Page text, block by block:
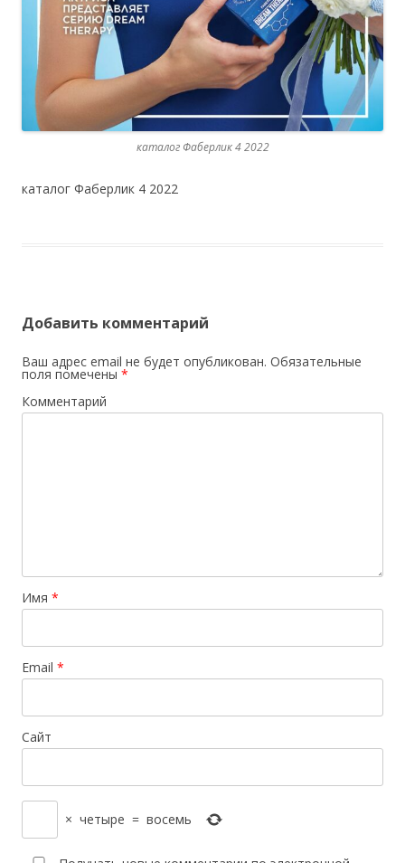
каталог Фаберлик 4 2022
каталог Фаберлик 4 2022
Добавить комментарий
Ваш адрес email не будет опубликован. Обязательные
поля помечены *
Комментарий
Имя *
Email *
Сайт
× четыре = восемь